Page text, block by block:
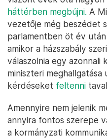
háttérben megbújni. A
vezetője még beszédet
parlamentben öt év után
amikor a házszabály
válaszolnia egy azonnali
miniszteri
kérdéseket feltenni
Amennyire nem jelenik
annyira fontos szerepe
a kormányzati